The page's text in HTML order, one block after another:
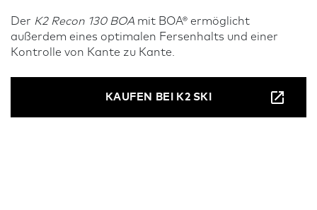
Der K2 Recon 130 BOA mit BOA® ermöglicht
außerdem eines optimalen Fersenhalts und einer
Kontrolle von Kante zu Kante.
KAUFEN BEI K2 SKI